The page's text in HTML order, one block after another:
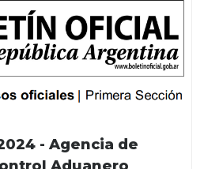
- Agencia de